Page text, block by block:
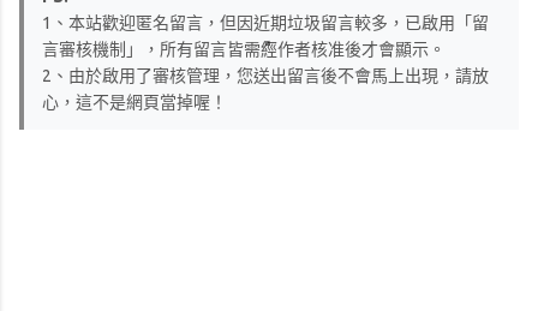
1、本站歡迎匿名留言，但因近期垃圾留言較多，已啟用「留
言審核機制」，所有留言皆需經作者核准後才會顯示。
2、由於啟用了審核管理，您送出留言後不會馬上出現，請放
心，這不是網頁當掉喔！